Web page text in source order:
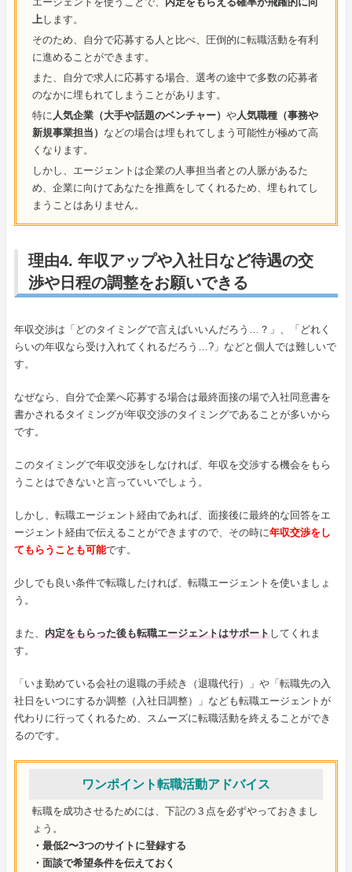
上します。
そのため、自分で応募する人と比べ、圧倒的に転職活動を有利
に進めることができます。
また、自分で求人に応募する場合、選考の途中で多数の応募者
のなかに埋もれてしまうことがあります。
特に人気企業（大手や話題のベンチャー） や人気職種（事務や
新規事業担当） などの場合は埋もれてしまう可能性が極めて高
くなります。
しかし、エージェントは企業の人事担当者との人脈があるた
め、企業に向けてあなたを推薦をしてくれるため、埋もれてし
まうことはありません。
理由4. 年収アップや入社日など待遇の交
渉や日程の調整をお願いできる
年収交渉は「どのタイミングで言えばいいんだろう…？」、「どれく
らいの年収なら受け入れてくれるだろう…?」などと個人では難しいで
す。
なぜなら、自分で企業へ応募する場合は最終面接の場で入社同意書を
書かされるタイミングが年収交渉のタイミングであることが多いから
です。
このタイミングで年収交渉をしなければ、年収を交渉する機会をもら
うことはできないと言っていいでしょう。
しかし、転職エージェント経由であれば、面接後に最終的な回答をエ
ージェント経由で伝えることができますので、その時に年収交渉をし
てもらうことも可能です。
少しでも良い条件で転職したければ、転職エージェントを使いましょ
う。
また、 内定をもらった後も転職エージェントはサポートしてくれま
す。
「いま勤めている会社の退職の手続き（退職代行）」や「転職先の入
社日をいつにするか調整（入社日調整）」なども転職エージェントが
代わりに行ってくれるため、スムーズに転職活動を終えることができ
るのです。
ワンポイント転職活動アドバイス
転職を成功させるためには、下記の３点を必ずやっておきまし
ょう。
・最低2〜3つのサイトに登録する
・面談で希望条件を伝えておく